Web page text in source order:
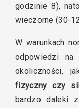
godzinie 8),
wieczorne (30-
W warunkach
odpowiedzi na
okoliczności,
fizyczny czy
bardzo daleki